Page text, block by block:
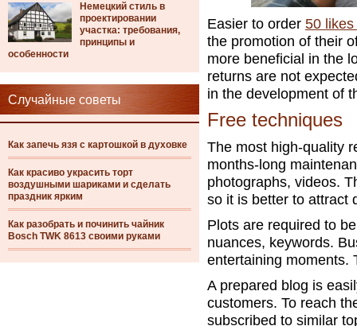
Немецкий стиль в
проектировании
участка: требования,
принципы и
особенности
Случайные советы
Как запечь язя с картошкой в духовке
Как красиво украсить торт
воздушными шариками и сделать
праздник ярким
Как разобрать и починить чайник
Bosch TWK 8613 своими руками
Easier to order 50
the promotion of their
more beneficial in the
returns are not
in the development of
Free techniques
The most high-quality
months-long
photographs, videos.
so it is better to attract
Plots are required to
nuances, keywords.
entertaining moments.
A prepared blog is
customers. To reach
subscribed to similar